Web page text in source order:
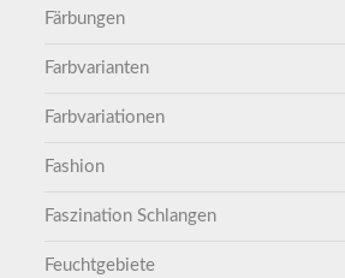
Färbungen
Farbvarianten
Farbvariationen
Fashion
Faszination Schlangen
Feuchtgebiete